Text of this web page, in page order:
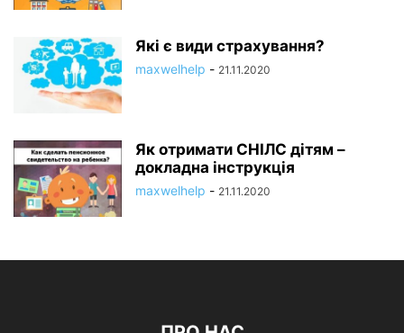
Які є види страхування?
maxwelhelp - 21.11.2020
Як отримати СНІЛС дітям –
докладна інструкція
maxwelhelp - 21.11.2020